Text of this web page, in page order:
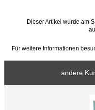
Dieser Artikel wurde am
Für weitere Informationen
andere